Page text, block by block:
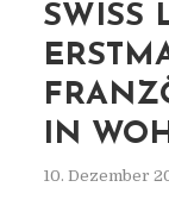
SWISS
IN
10. Dezember